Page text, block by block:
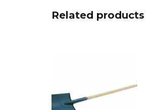
Related products